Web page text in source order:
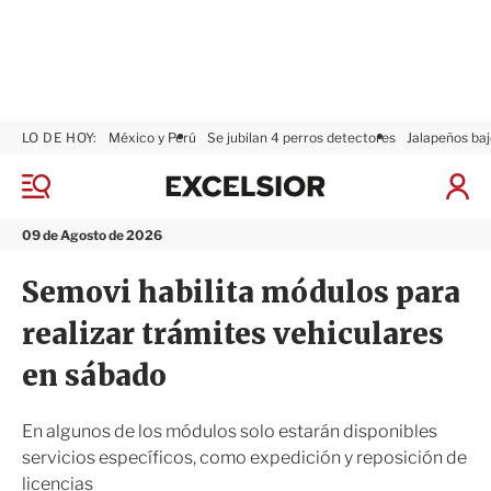
M
n
09 de Agosto de 2026
LO DE HOY: México y Perú Se jubilan 4 perros detectores Jalapeños
I
a
x
s
i
o
r
Semovi habilita módulos para
realizar trámites vehiculares
en sábado
En algunos de los módulos solo estarán disponibles
servicios específicos, como expedición y reposición de
licencias